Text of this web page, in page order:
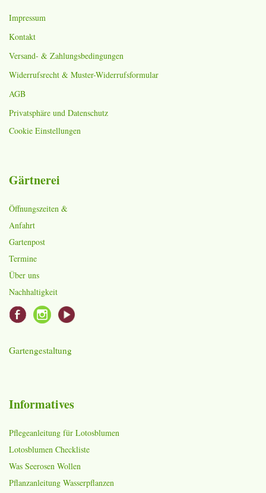
Impressum
Kontakt
Versand- & Zahlungsbedingungen
Widerrufsrecht & Muster-Widerrufsformular
AGB
Privatsphäre und Datenschutz
Cookie Einstellungen
Gärtnerei
Öffnungszeiten &
Anfahrt
Gartenpost
Termine
Über uns
Nachhaltigkeit
Gartengestaltung
Informatives
Pflegeanleitung für Lotosblumen
Lotosblumen Checkliste
Was Seerosen Wollen
Pflanzanleitung Wasserpflanzen